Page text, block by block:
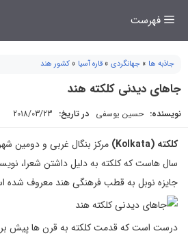
فهرست
جاذبه ها » جهانگردی » قاره آسیا » کشور هند
جاهای دیدنی کلکته هند
نویسنده: حسین یوسفی در تاریخ: 2018/03/23
کلکته (Kolkata)
مرکز بنگال غربی و دومین
سال هاست که کلکته به دلیل داشتن شعرا،
جایزه نوبل به قطب فرهنگی هند معروف شده
درست است که قدمت کلکته به قرن ها پیش بر